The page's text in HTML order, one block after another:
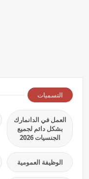
التسميات
العمل في الدانمارك
بشكل دائم لجميع
الجنسيات 2026
الوظيفة العمومية